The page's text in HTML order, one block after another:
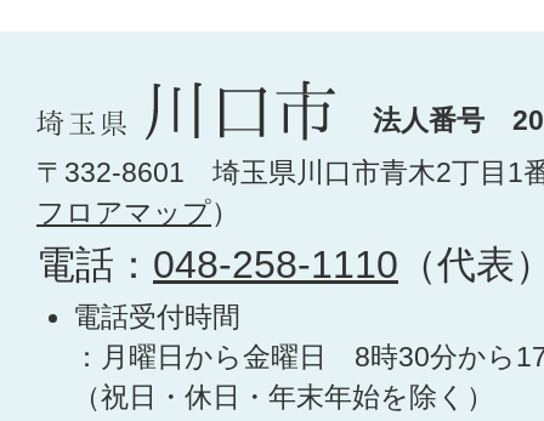
法人番号
〒332-8601 埼玉県川口市青木2丁目1
フロアマップ）
電話： 048-258-1110 （代表
電話受付時間
：月曜日から金曜日 8時30分から
（祝日・休日・年末年始を除く）